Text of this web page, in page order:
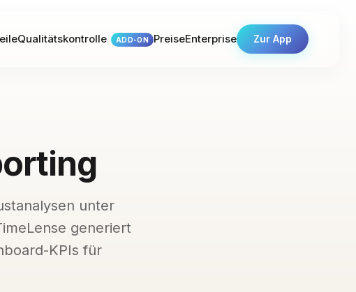
Qualitätskontrolle ADD-ON PreiseEnterprise Zur App
unter
generiert
KPIs für